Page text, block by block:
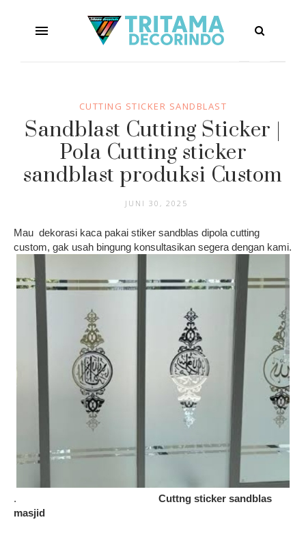
CUTTING STICKER SANDBLAST
Sandblast Cutting Sticker |
Pola Cutting sticker
sandblast produksi Custom
JUNI 30, 2025
Mau dekorasi kaca pakai stiker sandblas dipola cutting
custom, gak usah bingung konsultasikan segera dengan kami.
. Cuttng sticker sandblas
masjid